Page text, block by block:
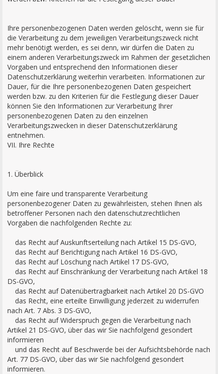
Ihre personenbezogenen Daten werden gelöscht, wenn sie für
die Verarbeitung zu dem jeweiligen Verarbeitungszweck nicht
mehr benötigt werden, es sei denn, wir dürfen die Daten zu
einem anderen Verarbeitungszweck im Rahmen der gesetzlichen
Vorgaben und entsprechend den Informationen dieser
Datenschutzerklärung weiterhin verarbeiten. Informationen zur
Dauer, für die Ihre personenbezogenen Daten gespeichert
werden bzw. zu den Kriterien für die Festlegung dieser Dauer
können Sie den Informationen zur Verarbeitung Ihrer
personenbezogenen Daten zu den einzelnen
Verarbeitungszwecken in dieser Datenschutzerklärung
entnehmen.
VII. Ihre Rechte
1. Überblick
Um eine faire und transparente Verarbeitung
personenbezogener Daten zu gewährleisten, stehen Ihnen als
betroffener Personen nach den datenschutzrechtlichen
Vorgaben die nachfolgenden Rechte zu:
das Recht auf Auskunftserteilung nach Artikel 15 DS-GVO,
das Recht auf Berichtigung nach Artikel 16 DS-GVO,
das Recht auf Löschung nach Artikel 17 DS-GVO,
das Recht auf Einschränkung der Verarbeitung nach Artikel 18
DS-GVO,
das Recht auf Datenübertragbarkeit nach Artikel 20 DS-GVO
das Recht, eine erteilte Einwilligung jederzeit zu widerrufen
nach Art. 7 Abs. 3 DS-GVO,
das Recht auf Widerspruch gegen die Verarbeitung nach
Artikel 21 DS-GVO, über das wir Sie nachfolgend gesondert
informieren
und das Recht auf Beschwerde bei der Aufsichtsbehörde nach
Art. 77 DS-GVO, über das wir Sie nachfolgend gesondert
informieren.